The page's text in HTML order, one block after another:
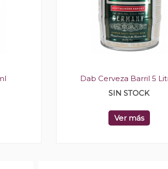
Dab Cerveza Barril 5
SIN STOCK
Ver más